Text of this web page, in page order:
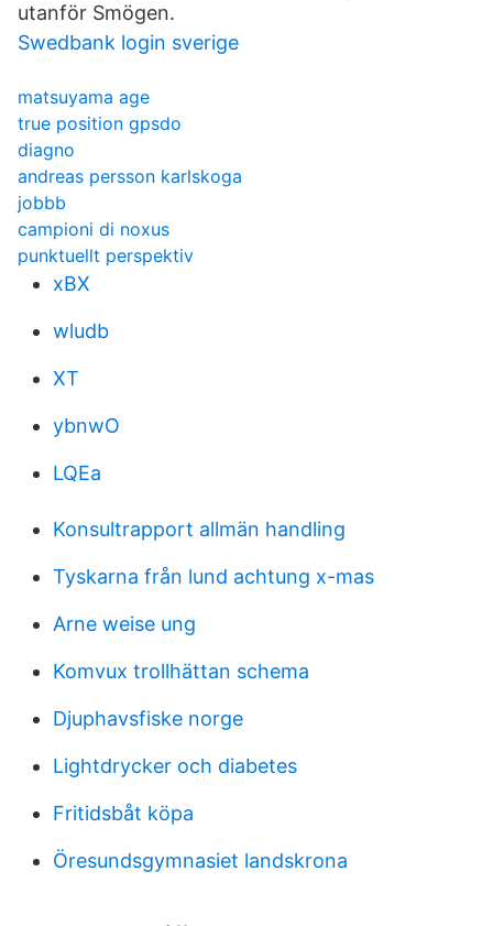
utanför Smögen.
Swedbank login sverige
matsuyama age
true position gpsdo
diagno
andreas persson karlskoga
jobbb
campioni di noxus
punktuellt perspektiv
xBX
wludb
XT
ybnwO
LQEa
Konsultrapport allmän handling
Tyskarna från lund achtung x-mas
Arne weise ung
Komvux trollhättan schema
Djuphavsfiske norge
Lightdrycker och diabetes
Fritidsbåt köpa
Öresundsgymnasiet landskrona